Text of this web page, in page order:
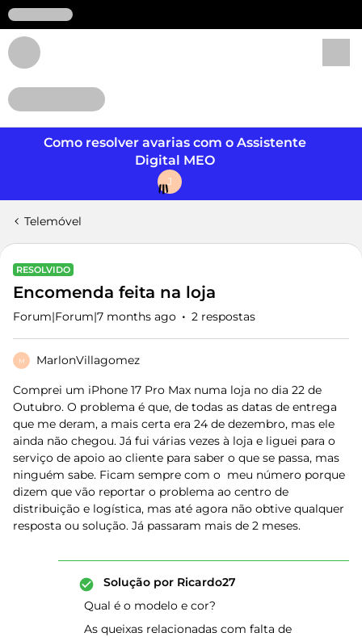
Como resolver avarias com o Assistente
Digital MEO
J
Telemóvel
RESOLVIDO
Encomenda feita na loja
Forum|Forum|7 months ago 2 respostas
M MarlonVillagomez
Comprei um iPhone 17 Pro Max numa loja no dia 22 de
Outubro. O problema é que, de todas as datas de entrega
que me deram, a mais certa era 24 de dezembro, mas ele
ainda não chegou. Já fui várias vezes à loja e liguei para o
serviço de apoio ao cliente para saber o que se passa, mas
ninguém sabe. Ficam sempre com o meu número porque
dizem que vão reportar o problema ao centro de
distribuição e logística, mas até agora não obtive qualquer
resposta ou solução. Já passaram mais de 2 meses.
Solução por Ricardo27
Qual é o modelo e cor?
As queixas relacionadas com falta de